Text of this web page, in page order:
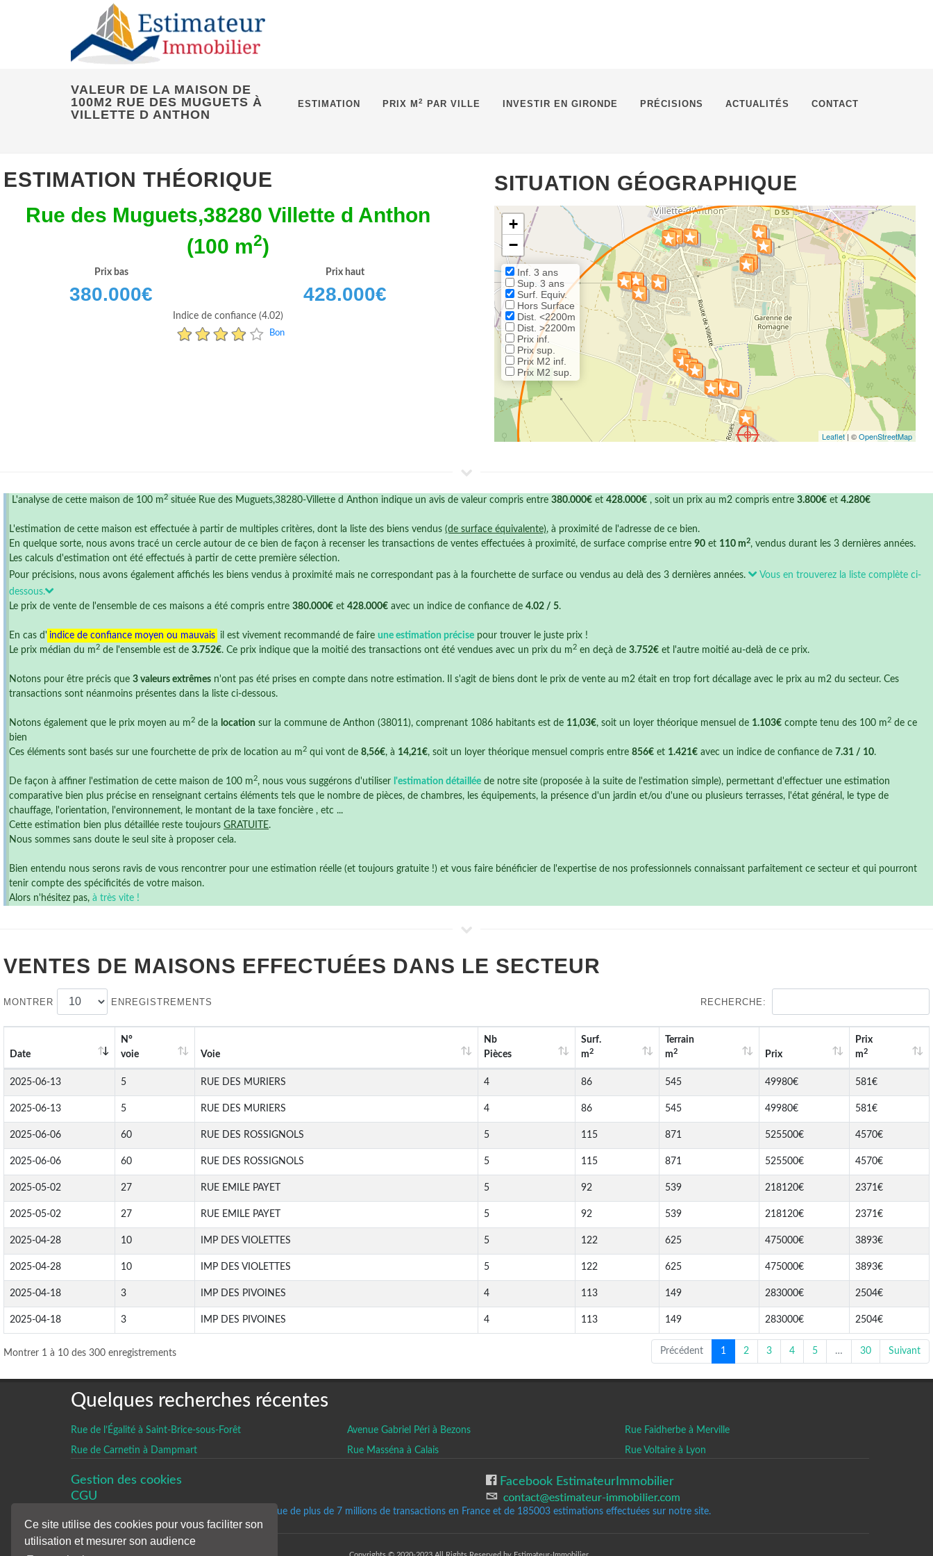
Ce site utilise des cookies pour vous faciliter son
utilisation et mesurer son audience
ESTIMATION PRIX M 2 PAR VILLE INVESTIR EN GIRONDE PRÉCISIONS ACTUALITÉS CONTACT
VALEUR DE LA MAISON DE
100M2 RUE DES MUGUETS À
VILLETTE D ANTHON
ESTIMATION THÉORIQUE
Rue des Muguets,38280 Villette d Anthon
(100 m2)
Prix bas
380.000€
Prix haut
428.000€
Indice de confiance (4.02)
Bon
SITUATION GÉOGRAPHIQUE
+
−
Inf. 3 ans
Sup. 3 ans
Surf. Equiv.
Hors Surface
Dist. <2200m
Dist. >2200m
Prix inf.
Prix sup.
Prix M2 inf.
Prix M2 sup.
Leaflet| ©OpenStreetMap
L'analyse de cette maison de 100 m 2 située Rue des Muguets,38280-Villette d Anthon indique un avis de valeur compris entre 380.000€ et 428.000€ , soit un prix au m2 compris entre 3.800€ et 4.280€
L'estimation de cette maison est effectuée à partir de multiples critères, dont la liste des biens vendus (de surface équivalente), à proximité de l'adresse de ce bien.
En quelque sorte, nous avons tracé un cercle autour de ce bien de façon à recenser les transactions de ventes effectuées à proximité, de surface comprise entre 90 et 110 m2, vendus durant les 3 dernières années.
Les calculs d'estimation ont été effectués à partir de cette première sélection.
Pour précisions, nous avons également affichés les biens vendus à proximité mais ne correspondant pas à la fourchette de surface ou vendus au delà des 3 dernières années.
Vous en trouverez la liste complète ci-
dessous.
Le prix de vente de l'ensemble de ces maisons a été compris entre 380.000€ et 428.000€ avec un indice de confiance de 4.02 / 5.
En cas d' indice de confiance moyen ou mauvais il est vivement recommandé de faire une estimation précisepour trouver le juste prix !
Le prix médian du m 2 de l'ensemble est de 3.752€. Ce prix indique que la moitié des transactions ont été vendues avec un prix du m 2 en deçà de 3.752€ et l'autre moitié au-delà de ce prix.
Notons pour être précis que 3 valeurs extrêmes n'ont pas été prises en compte dans notre estimation. Il s'agit de biens dont le prix de vente au m2 était en trop fort décallage avec le prix au m2 du secteur. Ces
transactions sont néanmoins présentes dans la liste ci-dessous.
Notons également que le prix moyen au m 2 de la location sur la commune de Anthon (38011), comprenant 1086 habitants est de 11,03€, soit un loyer théorique mensuel de 1.103€ compte tenu des 100 m 2 de ce
bien
Ces éléments sont basés sur une fourchette de prix de location au m 2 qui vont de 8,56€, à 14,21€, soit un loyer théorique mensuel compris entre 856€ et 1.421€ avec un indice de confiance de 7.31 / 10.
De façon à affiner l'estimation de cette maison de 100 m 2, nous vous suggérons d'utiliser l'estimation détaillée de notre site (proposée à la suite de l'estimation simple), permettant d'effectuer une estimation
comparative bien plus précise en renseignant certains éléments tels que le nombre de pièces, de chambres, les équipements, la présence d'un jardin et/ou d'une ou plusieurs terrasses, l'état général, le type de
chauffage, l'orientation, l'environnement, le montant de la taxe foncière , etc ...
Cette estimation bien plus détaillée reste toujours GRATUITE.
Nous sommes sans doute le seul site à proposer cela.
Bien entendu nous serons ravis de vous rencontrer pour une estimation réelle (et toujours gratuite !) et vous faire bénéficier de l'expertise de nos professionnels connaissant parfaitement ce secteur et qui pourront
tenir compte des spécificités de votre maison.
Alors n'hésitez pas, à très vite !
VENTES DE MAISONS EFFECTUÉES DANS LE SECTEUR
MONTRER ENREGISTREMENTS RECHERCHE:
Date
N°
voie
Voie
Nb
Pièces
Surf.
m2
Terrain
m2 Prix
Prix
m2
2025-06-13 5 RUE DES MURIERS 4 86 545 49980€ 581€
2025-06-13 5 RUE DES MURIERS 4 86 545 49980€ 581€
2025-06-06 60 RUE DES ROSSIGNOLS 5 115 871 525500€ 4570€
2025-06-06 60 RUE DES ROSSIGNOLS 5 115 871 525500€ 4570€
2025-05-02 27 RUE EMILE PAYET 5 92 539 218120€ 2371€
2025-05-02 27 RUE EMILE PAYET 5 92 539 218120€ 2371€
2025-04-28 10 IMP DES VIOLETTES 5 122 625 475000€ 3893€
2025-04-28 10 IMP DES VIOLETTES 5 122 625 475000€ 3893€
2025-04-18 3 IMP DES PIVOINES 4 113 149 283000€ 2504€
2025-04-18 3 IMP DES PIVOINES 4 113 149 283000€ 2504€
Montrer 1 à 10 des 300 enregistrements Précédent 1 2 3 4 5 … 30 Suivant
Quelques recherches récentes
Rue de l’Égalité à Saint-Brice-sous-Forêt Avenue Gabriel Péri à Bezons Rue Faidherbe à Merville
Rue de Carnetin à Dampmart Rue Masséna à Calais Rue Voltaire à Lyon
Gestion des cookies
Facebook EstimateurImmobilier
CGU
Un historique de plus de 7 millions de transactions en France et de 185003estimations effectuées sur notre site.